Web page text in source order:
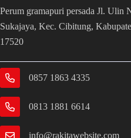
Perum gramapuri persada Jl. Ulin
Sukajaya, Kec. Cibitung,
17520
0857 1863 4335
0813 1881 6614
info@rakitawebsite.com